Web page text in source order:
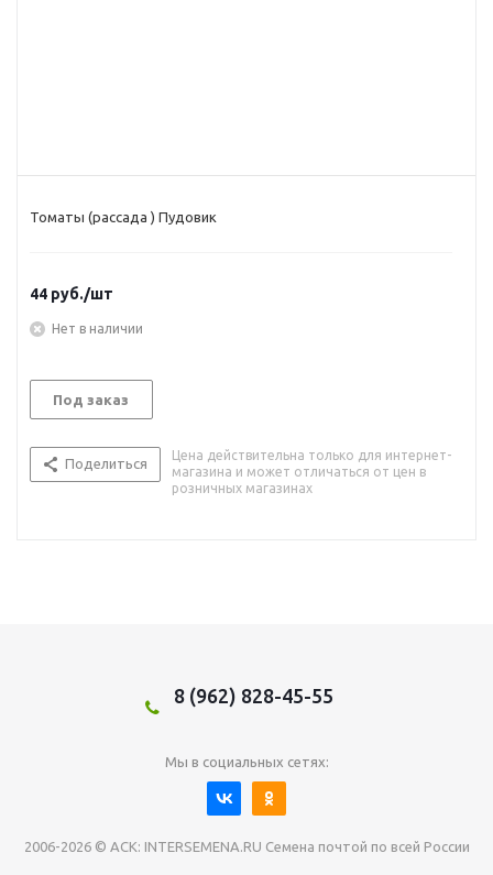
Томаты (рассада ) Пудовик
44 руб./шт
Нет в наличии
Под заказ
Поделиться
Цена действительна только для интернет-
магазина и может отличаться от цен в
розничных магазинах
8 (962) 828-45-55
Мы в социальных сетях:
2006-2026 © АСК: INTERSEMENA.RU Семена почтой по всей России